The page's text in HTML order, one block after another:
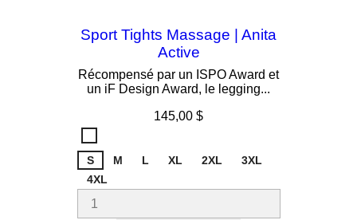
Sport Tights Massage | Anita
Active
Récompensé par un ISPO Award et
un iF Design Award, le legging...
Prix
145,00 $
001
S
M L XL 2XL
3XL
4XL